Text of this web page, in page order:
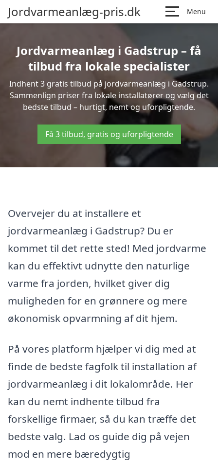
Jordvarmeanlæg-pris.dk Menu
Jordvarmeanlæg i Gadstrup – få
tilbud fra lokale specialister
Indhent 3 gratis tilbud på jordvarmeanlæg i Gadstrup.
Sammenlign priser fra lokale installatører og vælg det
bedste tilbud – hurtigt, nemt og uforpligtende.
Få 3 tilbud, gratis og uforpligtende
Overvejer du at installere et
jordvarmeanlæg i Gadstrup? Du er
kommet til det rette sted! Med jordvarme
kan du effektivt udnytte den naturlige
varme fra jorden, hvilket giver dig
muligheden for en grønnere og mere
økonomisk opvarmning af dit hjem.
På vores platform hjælper vi dig med at
finde de bedste fagfolk til installation af
jordvarmeanlæg i dit lokalområde. Her
kan du nemt indhente tilbud fra
forskellige firmaer, så du kan træffe det
bedste valg. Lad os guide dig på vejen
mod en mere bæredygtig